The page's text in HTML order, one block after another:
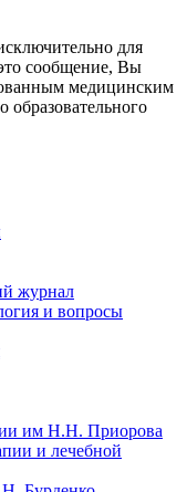
для
сообщение, Вы
медицинским
образовательного
журнал
и вопросы
им Н.Н. Приорова
и лечебной